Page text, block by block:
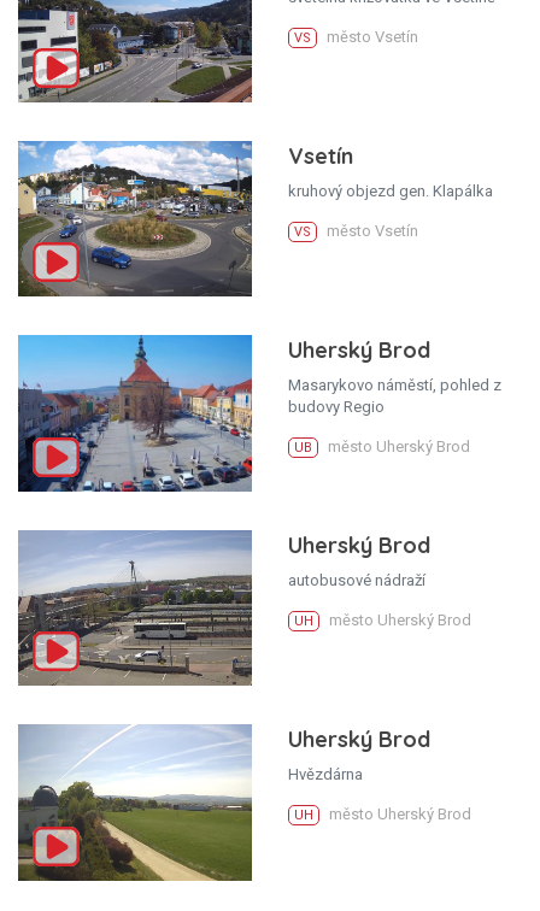
VS město Vsetín
Vsetín
kruhový objezd gen. Klapálka
VS město Vsetín
Uherský Brod
Masarykovo náměstí, pohled z
budovy Regio
UB město Uherský Brod
Uherský Brod
autobusové nádraží
UH město Uherský Brod
Uherský Brod
Hvězdárna
UH město Uherský Brod